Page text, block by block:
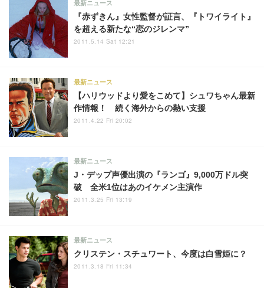
『赤ずきん』女性監督が証言、『トワイライト』
を超える新たな“恋のジレンマ”
最新ニュース
2011.5.14 Sat 12:21
【ハリウッドより愛をこめて】シュワちゃん最新
作情報！ 続く海外からの熱い支援
最新ニュース
2011.4.22 Fri 20:02
J・デップ声優出演の『ランゴ』9,000万ドル突
破 全米1位はあのイケメン主演作
最新ニュース
2011.3.25 Fri 13:19
クリステン・スチュワート、今度は白雪姫に？
最新ニュース
2011.3.18 Fri 11:34